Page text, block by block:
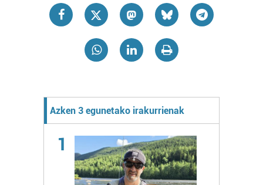
Azken 3 egunetako irakurrienak
1